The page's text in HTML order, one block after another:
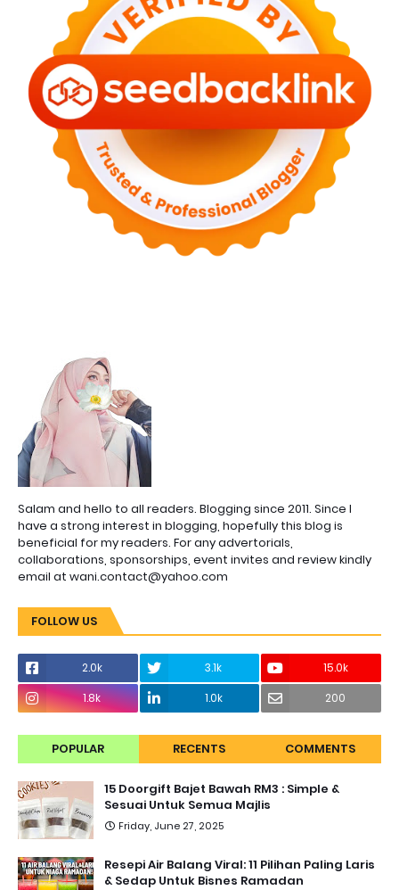
Salam and hello to all readers. Blogging since 2011. Since I
have a strong interest in blogging, hopefully this blog is
beneficial for my readers. For any advertorials,
collaborations, sponsorships, event invites and review kindly
email at wani.contact@yahoo.com
FOLLOW US
2.0k 3.1k
15.0k
1.8k
1.0k 200
POPULAR RECENTS COMMENTS
15 Doorgift Bajet Bawah RM3 : Simple &
Sesuai Untuk Semua Majlis
Friday, June 27, 2025
Resepi Air Balang Viral: 11 Pilihan Paling Laris
& Sedap Untuk Bisnes Ramadan